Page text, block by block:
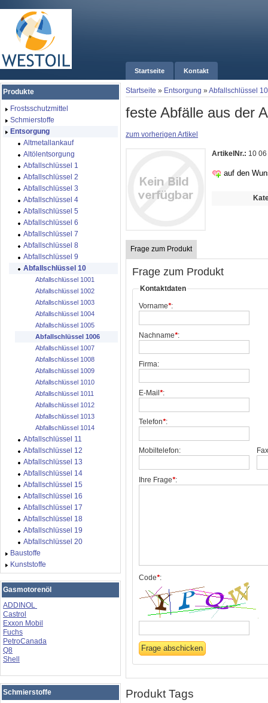
Startseite Kontakt
Startseite » Entsorgung »Abfallschlüssel 10
feste Abfälle aus der
zum vorherigen Artikel
ArtikelNr.: 10
auf den
Frage zum Produkt
Frage zum Produkt
Kontaktdaten
Vorname*:
Nachname*:
Firma:
E-Mail *:
Telefon*:
Mobiltelefon:
Ihre Frage*:
Code*:
Produkt Tags
Produkte
Frostsschutzmittel
Schmierstoffe
Entsorgung
Altmetallankauf
Altölentsorgung
Abfallschlüssel 1
Abfallschlüssel 2
Abfallschlüssel 3
Abfallschlüssel 4
Abfallschlüssel 5
Abfallschlüssel 6
Abfallschlüssel 7
Abfallschlüssel 8
Abfallschlüssel 9
Abfallschlüssel 10
Abfallschlüssel 1001
Abfallschlüssel 1002
Abfallschlüssel 1003
Abfallschlüssel 1004
Abfallschlüssel 1005
Abfallschlüssel 1006
Abfallschlüssel 1007
Abfallschlüssel 1008
Abfallschlüssel 1009
Abfallschlüssel 1010
Abfallschlüssel 1011
Abfallschlüssel 1012
Abfallschlüssel 1013
Abfallschlüssel 1014
Abfallschlüssel 11
Abfallschlüssel 12
Abfallschlüssel 13
Abfallschlüssel 14
Abfallschlüssel 15
Abfallschlüssel 16
Abfallschlüssel 17
Abfallschlüssel 18
Abfallschlüssel 19
Abfallschlüssel 20
Baustoffe
Kunststoffe
Gasmotorenöl
ADDINOL
Castrol
Exxon Mobil
Fuchs
PetroCanada
Q8
Shell
Schmierstoffe